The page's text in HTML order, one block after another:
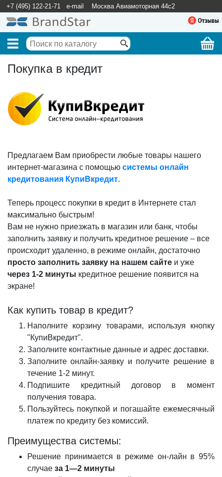
+7 (495) 122-21-71 e-mail Москва Авиамоторная 44с2
Покупка в кредит
Предлагаем Вам приобрести любые товары нашего
интернет-магазина с помощью cистемы онлайн
кредитования КупиВкредит.
Теперь процесс покупки в кредит в Интернете стал
максимально быстрым!
Вам не нужно приезжать в магазин или банк, чтобы
заполнить заявку и получить кредитное решение – все
происходит удаленно, в режиме онлайн, достаточно
просто заполнить заявку на нашем сайте и уже
через 1-2 минуты кредитное решение появится на
экране!
Как купить товар в кредит?
Наполните корзину товарами, используя кнопку
"КупиВкредит".
Заполните контактные данные и адрес доставки.
Заполните онлайн-заявку и получите решение в
течение 1-2 минут.
Подпишите кредитный договор в момент
получения товара.
Пользуйтесь покупкой и погашайте ежемесячный
платеж по кредиту без комиссий.
Преимущества системы:
Решение принимается в режиме он-лайн в 95%
случае за 1—2 минуты